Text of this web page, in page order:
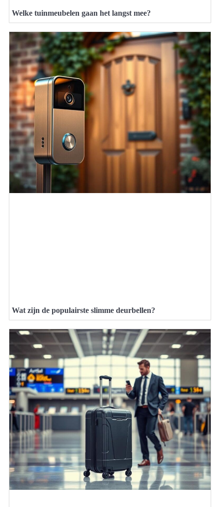
Welke tuinmeubelen gaan het langst mee?
Wat zijn de populairste slimme deurbellen?